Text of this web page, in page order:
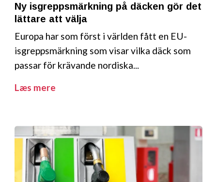
Ny isgreppsmärkning på däcken gör det
lättare att välja
Europa har som först i världen fått en EU-
isgreppsmärkning som visar vilka däck som
passar för krävande nordiska...
Læs mere